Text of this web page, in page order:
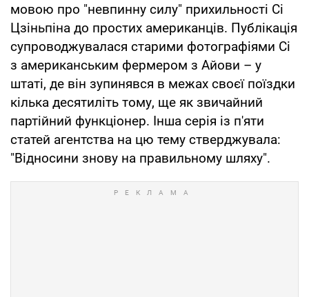
мовою про "невпинну силу" прихильності Сі
Цзіньпіна до простих американців. Публікація
супроводжувалася старими фотографіями Сі
з американським фермером з Айови – у
штаті, де він зупинявся в межах своєї поїздки
кілька десятиліть тому, ще як звичайний
партійний функціонер. Інша серія із п'яти
статей агентства на цю тему стверджувала:
"Відносини знову на правильному шляху".